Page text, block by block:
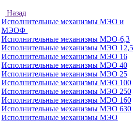
Назад
Исполнительные механизмы МЭО и
МЭОФ
Исполнительные механизмы МЭО-6,3
Исполнительные механизмы МЭО 12,5
Исполнительные механизмы МЭО 16
Исполнительные механизмы МЭО 40
Исполнительные механизмы МЭО 25
Исполнительные механизмы МЭО 100
Исполнительные механизмы МЭО 250
Исполнительные механизмы МЭО 160
Исполнительные механизмы МЭО 630
Исполнительные механизмы МЭО